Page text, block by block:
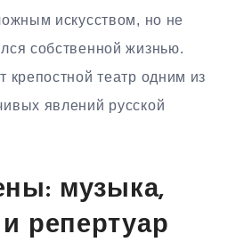
искусством, но не
собственной жизнью.
крепостной театр одним из
явлений русской
музыка,
репертуар